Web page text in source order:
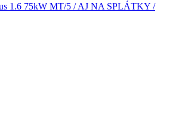
1.6 75kW MT/5 / AJ NA SPLÁTKY /